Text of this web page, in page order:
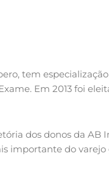
tem
Em 2013 foi
dos donos da
importante do